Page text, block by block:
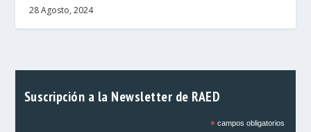
28 Agosto, 2024
Suscripción a la Newsletter de RAED
*campos obligatorios